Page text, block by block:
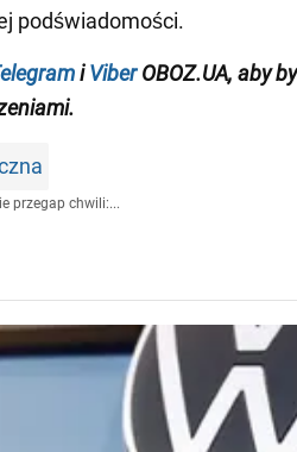
podświadomości.
iViberOBOZ.UA, aby
.
przegap chwili:...